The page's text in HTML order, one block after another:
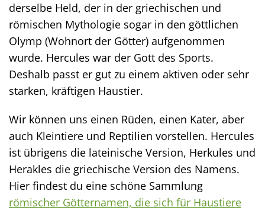
derselbe Held, der in der griechischen und
römischen Mythologie sogar in den göttlichen
Olymp (Wohnort der Götter) aufgenommen
wurde. Hercules war der Gott des Sports.
Deshalb passt er gut zu einem aktiven oder sehr
starken, kräftigen Haustier.
Wir können uns einen Rüden, einen Kater, aber
auch Kleintiere und Reptilien vorstellen. Hercules
ist übrigens die lateinische Version, Herkules und
Herakles die griechische Version des Namens.
Hier findest du eine schöne Sammlung
römischer Götternamen, die sich für Haustiere